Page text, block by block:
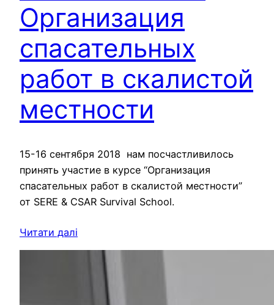
Организация
спасательных
работ в скалистой
местности
15-16 сентября 2018 нам посчастливилось
принять участие в курсе “Организация
спасательных работ в скалистой местности”
от SERE & CSAR Survival School.
Читати далі